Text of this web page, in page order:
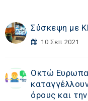
Σύσκεψη με
10 Σεπ 2021
Οκτώ
όρους και